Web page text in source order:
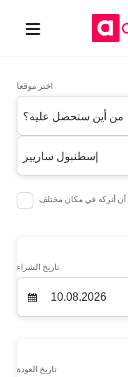
اختر موقعا
من أين ستحصل عليه؟
إسطنبول ساريير
أن أتركه في مكان مختلف
تاريخ الشراء
تاريخ العودة